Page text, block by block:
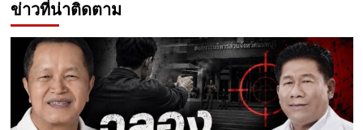
ข่าวที่น่าติดตาม